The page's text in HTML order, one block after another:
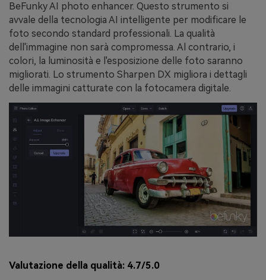
BeFunky AI photo enhancer. Questo strumento si
avvale della tecnologia AI intelligente per modificare le
foto secondo standard professionali. La qualità
dell'immagine non sarà compromessa. Al contrario, i
colori, la luminosità e l'esposizione delle foto saranno
migliorati. Lo strumento Sharpen DX migliora i dettagli
delle immagini catturate con la fotocamera digitale.
Valutazione della qualità: 4.7/5.0